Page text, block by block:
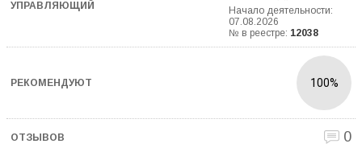
Начало деятельности:
07.08.2026
№ в реестре: 12038
100%
0